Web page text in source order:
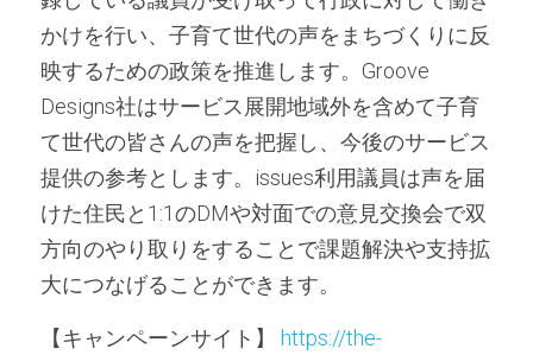
かけを行い、子育て世代の声をまちづくりに反
映するための政策を推進します。Groove
Designs社はサービス展開地域外を含めて子育
て世代の皆さんの声を把握し、今後のサービス
提供の参考とします。issues利用議員は声を届
けた住民と1:1のDMや対面での意見交換会で双
方向のやり取りをすることで課題解決や支持拡
大につなげることができます。
【キャンペーンサイト】 https://the-